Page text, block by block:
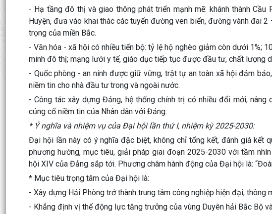
- Hạ tầng đô thị và giao thông phát triển mạnh mẽ: khánh thành
Huyện, đưa vào khai thác các tuyến đường ven biển, đường vành đai
trọng của miền Bắc.
- Văn hóa - xã hội có nhiều tiến bộ: tỷ lệ hộ nghèo giảm còn dưới 1%;
minh đô thị; mạng lưới y tế, giáo dục tiếp tục được đầu tư, chất lượng
- Quốc phòng - an ninh được giữ vững, trật tự an toàn xã hội đảm
niềm tin cho nhà đầu tư trong và ngoài nước.
- Công tác xây dựng Đảng, hệ thống chính trị có nhiều đổi mới,
củng cố niềm tin của Nhân dân với Đảng.
* Ý nghĩa và nhiệm vụ của Đại hội lần thứ I, nhiệm kỳ 2025-2030:
Đại hội lần này có ý nghĩa đặc biệt, không chỉ tổng kết, đánh giá kết
phương hướng, mục tiêu, giải pháp giai đoạn 2025-2030 với tầm
hội XIV của Đảng sắp tới. Phương châm hành động của Đại hội là:
* Mục tiêu trọng tâm của Đại hội là:
- Xây dựng Hải Phòng trở thành trung tâm công nghiệp hiện đại, thông
- Khẳng định vị thế động lực tăng trưởng của vùng Duyên hải Bắc Bộ